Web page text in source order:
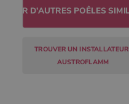
TROUVER UN INSTALLATEUR
AUSTROFLAMM